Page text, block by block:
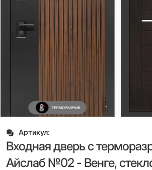
Артикул:
Входная дверь с
Айслаб №02 - Венге,